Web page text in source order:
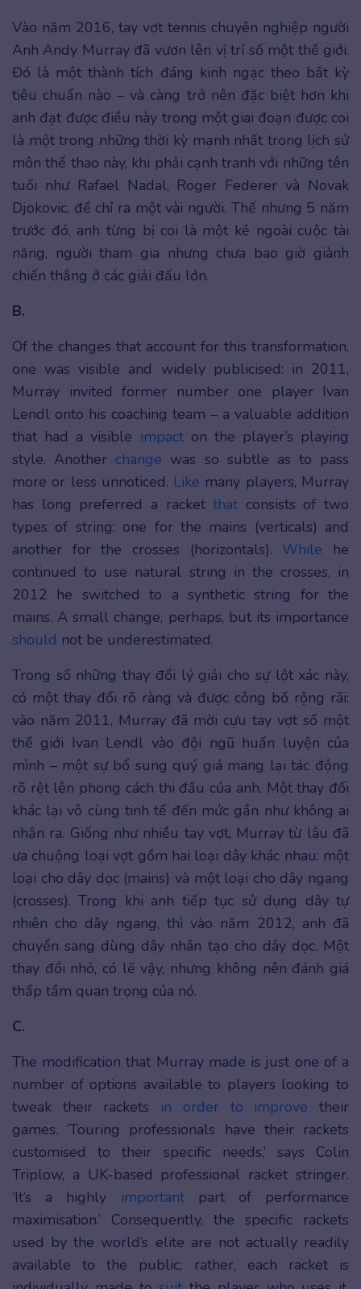
Vào năm 2016, tay vợt tennis chuyên nghiệp người
Anh Andy Murray đã vươn lên vị trí số một thế giới.
Đó là một thành tích đáng kinh ngạc theo bất kỳ
tiêu chuẩn nào – và càng trở nên đặc biệt hơn khi
anh đạt được điều này trong một giai đoạn được coi
là một trong những thời kỳ mạnh nhất trong lịch sử
môn thể thao này, khi phải cạnh tranh với những tên
tuổi như Rafael Nadal, Roger Federer và Novak
Djokovic, để chỉ ra một vài người. Thế nhưng 5 năm
trước đó, anh từng bị coi là một kẻ ngoài cuộc tài
năng, người tham gia nhưng chưa bao giờ giành
chiến thắng ở các giải đấu lớn.
B.
Of the changes that account for this transformation,
one was visible and widely publicised: in 2011,
Murray invited former number one player Ivan
Lendl onto his coaching team – a valuable addition
that had a visible impacton the player’s playing
style. Another change was so subtle as to pass
more or less unnoticed. Like many players, Murray
has long preferred a racketthat consists of two
types of string: one for the mains (verticals) and
another for the crosses (horizontals). While he
continued to use natural string in the crosses, in
2012 he switched to a synthetic string for the
mains. A small change, perhaps, but its importance
should not be underestimated.
Trong số những thay đổi lý giải cho sự lột xác này,
có một thay đổi rõ ràng và được công bố rộng rãi:
vào năm 2011, Murray đã mời cựu tay vợt số một
thế giới Ivan Lendl vào đội ngũ huấn luyện của
mình – một sự bổ sung quý giá mang lại tác động
rõ rệt lên phong cách thi đấu của anh. Một thay đổi
khác lại vô cùng tinh tế đến mức gần như không ai
nhận ra. Giống như nhiều tay vợt, Murray từ lâu đã
ưa chuộng loại vợt gồm hai loại dây khác nhau: một
loại cho dây dọc (mains) và một loại cho dây ngang
(crosses). Trong khi anh tiếp tục sử dụng dây tự
nhiên cho dây ngang, thì vào năm 2012, anh đã
chuyển sang dùng dây nhân tạo cho dây dọc. Một
thay đổi nhỏ, có lẽ vậy, nhưng không nên đánh giá
thấp tầm quan trọng của nó.
C.
The modification that Murray made is just one of a
number of options available to players looking to
tweak their rackets in order to improve their
games. ‘Touring professionals have their rackets
customised to their specific needs,’ says Colin
Triplow, a UK-based professional racket stringer.
‘It’s a highly
importantpart of performance
maximisation.’ Consequently, the specific rackets
used by the world’s elite are not actually readily
available to the public; rather, each racket is